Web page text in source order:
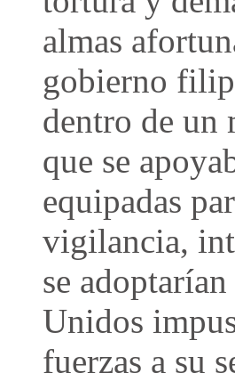
almas
gobierno
dentro de un
que se
equipadas
vigilancia,
se
Unidos
fuerzas a su